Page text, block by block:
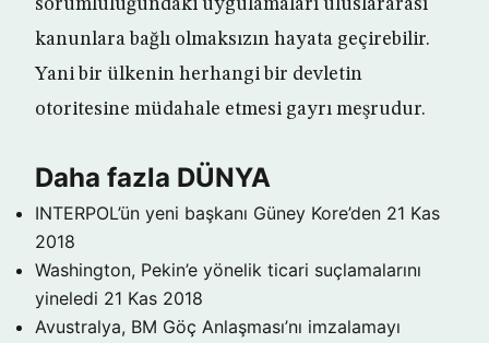
sorumluluğundaki uygulamaları uluslararası
kanunlara bağlı olmaksızın hayata geçirebilir.
Yani bir ülkenin herhangi bir devletin
otoritesine müdahale etmesi gayrı meşrudur.
Daha fazla DÜNYA
INTERPOL’ün yeni başkanı Güney Kore’den 21 Kas
2018
Washington, Pekin’e yönelik ticari suçlamalarını
yineledi 21 Kas 2018
Avustralya, BM Göç Anlaşması’nı imzalamayı